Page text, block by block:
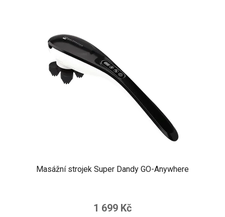
Masážní strojek Super Dandy GO-Anywhere
1 699 Kč